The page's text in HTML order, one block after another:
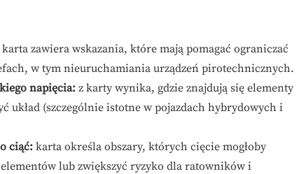
karta zawiera wskazania, które mają pomagać ograniczać
w tym nieuruchamiania urządzeń pirotechnicznych.
napięcia: z karty wynika, gdzie znajdują się elementy
układ (szczególnie istotne w pojazdach hybrydowych i
ciąć: karta określa obszary, których cięcie mogłoby
lub zwiększyć ryzyko dla ratowników i